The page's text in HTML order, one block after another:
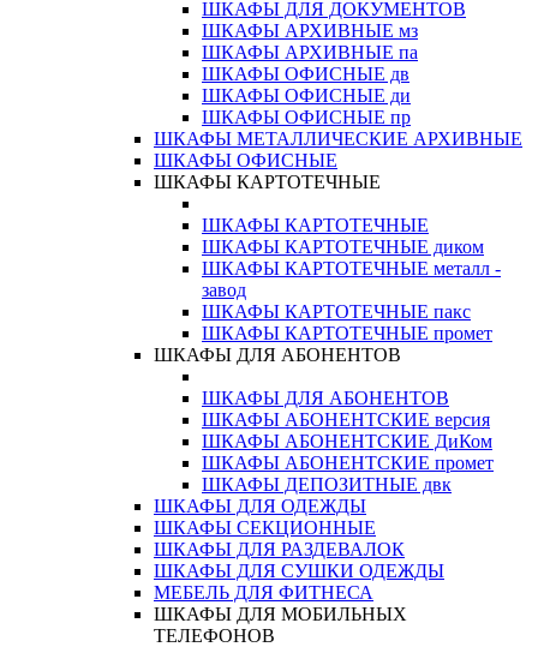
ШКАФЫ ДЛЯ ДОКУМЕНТОВ
ШКАФЫ АРХИВНЫЕ мз
ШКАФЫ АРХИВНЫЕ па
ШКАФЫ ОФИСНЫЕ дв
ШКАФЫ ОФИСНЫЕ ди
ШКАФЫ ОФИСНЫЕ пр
ШКАФЫ МЕТАЛЛИЧЕСКИЕ АРХИВНЫЕ
ШКАФЫ ОФИСНЫЕ
ШКАФЫ КАРТОТЕЧНЫЕ
ШКАФЫ КАРТОТЕЧНЫЕ
ШКАФЫ КАРТОТЕЧНЫЕ диком
ШКАФЫ КАРТОТЕЧНЫЕ металл -
завод
ШКАФЫ КАРТОТЕЧНЫЕ пакс
ШКАФЫ КАРТОТЕЧНЫЕ промет
ШКАФЫ ДЛЯ АБОНЕНТОВ
ШКАФЫ ДЛЯ АБОНЕНТОВ
ШКАФЫ АБОНЕНТСКИЕ версия
ШКАФЫ АБОНЕНТСКИЕ ДиКом
ШКАФЫ АБОНЕНТСКИЕ промет
ШКАФЫ ДЕПОЗИТНЫЕ двк
ШКАФЫ ДЛЯ ОДЕЖДЫ
ШКАФЫ СЕКЦИОННЫЕ
ШКАФЫ ДЛЯ РАЗДЕВАЛОК
ШКАФЫ ДЛЯ СУШКИ ОДЕЖДЫ
МЕБЕЛЬ ДЛЯ ФИТНЕСА
ШКАФЫ ДЛЯ МОБИЛЬНЫХ
ТЕЛЕФОНОВ